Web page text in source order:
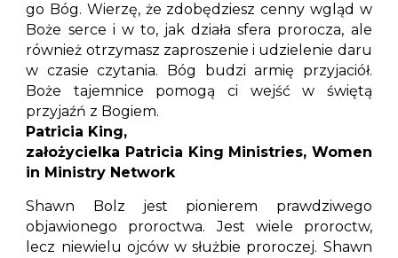
go Bóg. Wierzę, że zdobędziesz cenny wgląd w
Boże serce i w to, jak działa sfera prorocza, ale
również otrzymasz zaproszenie i udzielenie daru
w czasie czytania. Bóg budzi armię przyjaciół.
Boże tajemnice pomogą ci wejść w świętą
przyjaźń z Bogiem.
Patricia King,
założycielka Patricia King Ministries, Women
in Ministry Network
Shawn Bolz jest pionierem prawdziwego
objawionego proroctwa. Jest wiele proroctw,
lecz niewielu ojców w służbie proroczej. Shawn